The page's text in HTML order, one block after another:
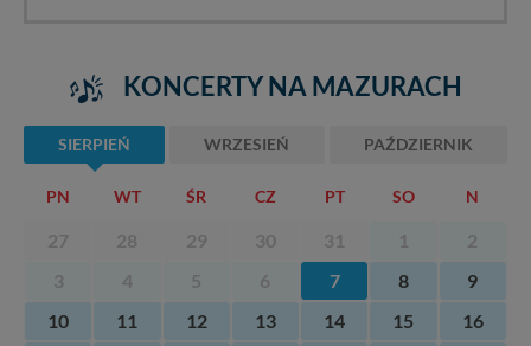
KONCERTY NA MAZURACH
SIERPIEŃ WRZESIEŃ PAŹDZIERNIK
PN WT ŚR CZ PT SO N
27 28 29 30 31 1
2
3
4 5 6 7 8
9
10
11 12 13 14 15
16